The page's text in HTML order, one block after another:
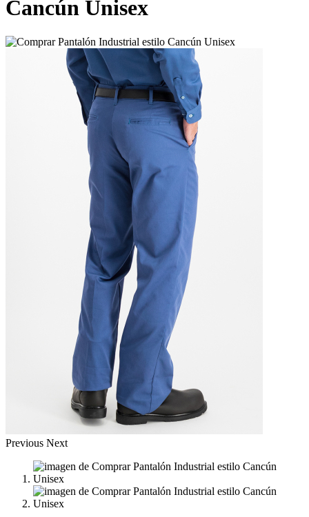
Cancún Unisex
Previous Next